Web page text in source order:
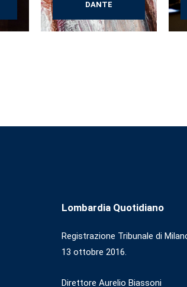
DANTE
Lombardia Quotidiano
Registrazione Tribunale di
13 ottobre 2016.
Direttore Aurelio Biassoni